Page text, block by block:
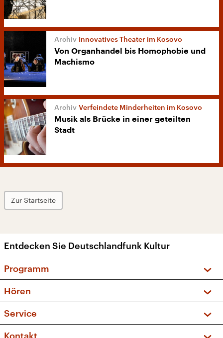
Innovatives Theater im Kosovo
Von Organhandel bis Homophobie und
Machismo
Verfeindete Minderheiten im Kosovo
Musik als Brücke in einer geteilten
Stadt
Zur Startseite
Entdecken Sie Deutschlandfunk Kultur
Programm
Sendungen und Podcasts
Musikliste
Kakadu – Das Kinderprogramm
Hören
Frequenzen (UKW + DAB+)
Service
FAQ
Kontakt